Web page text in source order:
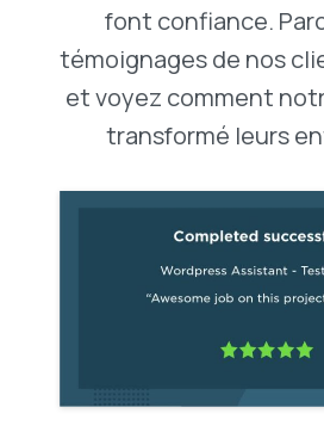
font confiance.
témoignages de nos
et voyez comment
transformé leurs